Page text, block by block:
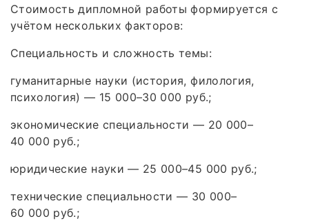
Стоимость дипломной работы формируется с
учётом нескольких факторов:
Специальность и сложность темы:
гуманитарные науки (история, филология,
психология) — 15 000–30 000 руб.;
экономические специальности — 20 000–
40 000 руб.;
юридические науки — 25 000–45 000 руб.;
технические специальности — 30 000–
60 000 руб.;